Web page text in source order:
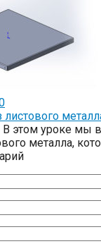
листового
В этом уроке мы
металла,